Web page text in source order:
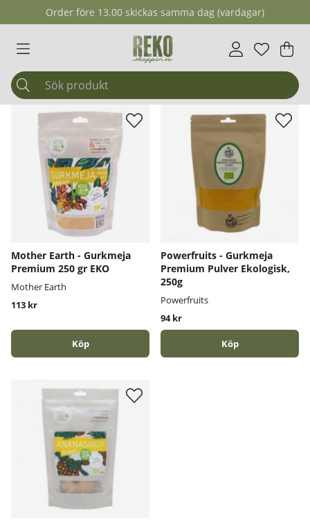
Order före 13.00 skickas samma dag (vardagar)
Antal i
. .
Mother Earth - Gurkmeja
Premium 250 gr EKO
Mother Earth
113 kr
Köp
Powerfruits - Gurkmeja
Premium Pulver Ekologisk,
250g
Powerfruits
94 kr
Köp